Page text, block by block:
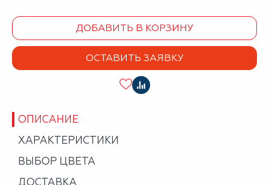
ДОБАВИТЬ В КОРЗИНУ
ОСТАВИТЬ ЗАЯВКУ
ОПИСАНИЕ
ХАРАКТЕРИСТИКИ
ВЫБОР ЦВЕТА
ДОСТАВКА